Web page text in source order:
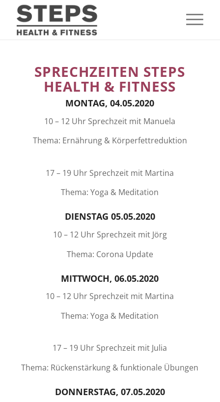
SPRECHZEITEN STEPS
HEALTH & FITNESS
MONTAG, 04.05.2020
10 – 12 Uhr Sprechzeit mit Manuela
Thema: Ernährung & Körperfettreduktion
17 – 19 Uhr Sprechzeit mit Martina
Thema: Yoga & Meditation
DIENSTAG 05.05.2020
10 – 12 Uhr Sprechzeit mit Jörg
Thema: Corona Update
MITTWOCH, 06.05.2020
10 – 12 Uhr Sprechzeit mit Martina
Thema: Yoga & Meditation
17 – 19 Uhr Sprechzeit mit Julia
Thema: Rückenstärkung & funktionale Übungen
DONNERSTAG, 07.05.2020